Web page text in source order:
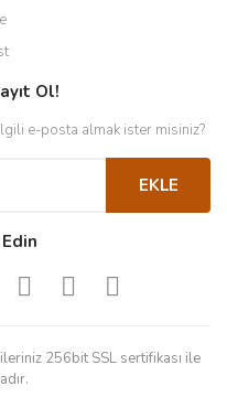
Ol!
e-posta almak ister misiniz?
EKLE
256bit SSL sertifikası ile